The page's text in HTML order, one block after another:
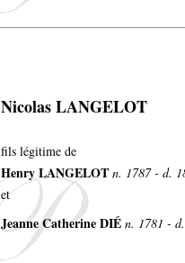
Nicolas LANGELOT
fils légitime de
Henry LANGELOT n. 1787 - d.
et
Jeanne Catherine DIÉ n. 1781 -